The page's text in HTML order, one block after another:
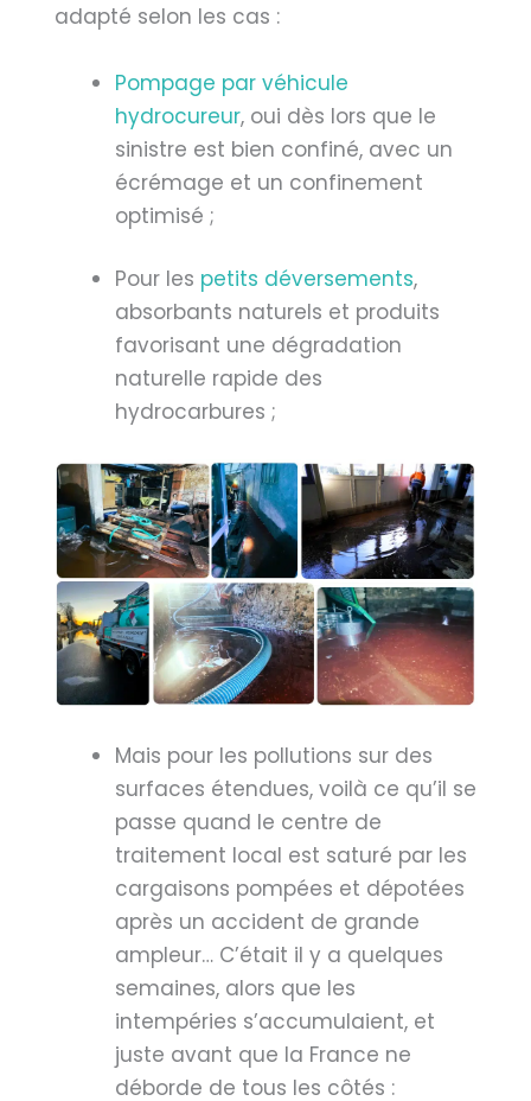
adapté selon les cas :
Pompage par véhicule
hydrocureur, oui dès lors que le
sinistre est bien confiné, avec un
écrémage et un confinement
optimisé ;
Pour les petits déversements,
absorbants naturels et produits
favorisant une dégradation
naturelle rapide des
hydrocarbures ;
Mais pour les pollutions sur des
surfaces étendues, voilà ce qu’il se
passe quand le centre de
traitement local est saturé par les
cargaisons pompées et dépotées
après un accident de grande
ampleur… C’était il y a quelques
semaines, alors que les
intempéries s’accumulaient, et
juste avant que la France ne
déborde de tous les côtés :